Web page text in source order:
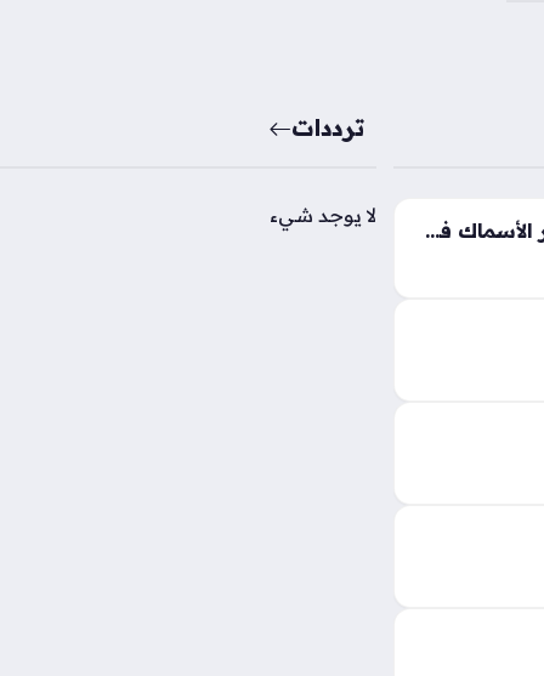
تغيرات جديدة تطرأ على أسعار الأسماك في الأسواق المحلية اليوم الجمعة
حركة البيع
حيث تشهد
ترددات
لا يوجد شيء